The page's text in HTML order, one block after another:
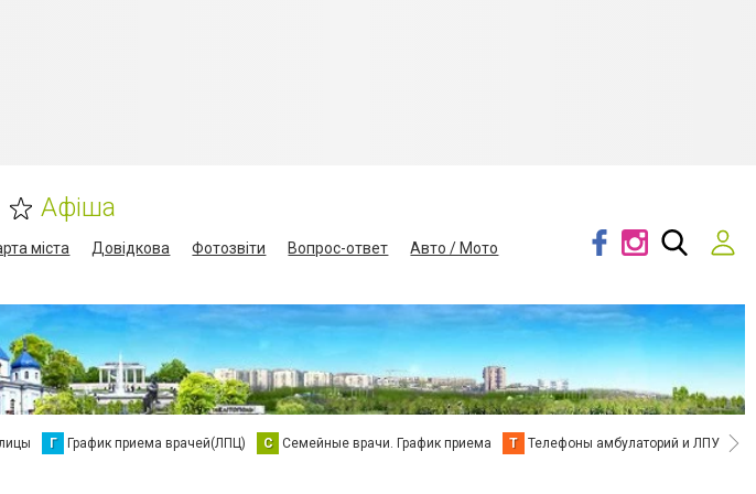
Афіша
міста Довідкова Фотозвіти Вопрос-ответ
Авто / Мото
Г График приема врачей(ЛПЦ) С Семейные врачи. График приема Т Телефоны амбулаторий и ЛПУ В